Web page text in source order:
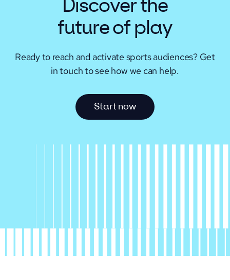
Discover the
future of play
Ready to reach and activate sports audiences? Get
in touch to see how we can help.
Start now